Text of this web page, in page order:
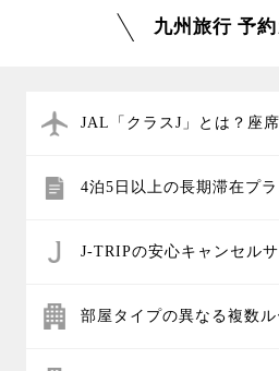
ウステンボス旅行、新鮮な海の
い。
他には雲仙温泉、霧島温泉郷、
ら、自分だけの温泉旅行もカス
す。
九州旅行 予
JAL「クラスJ」とは？座
4泊5日以上の長期滞在プ
J-TRIPの安心キャンセルサ
部屋タイプの異なる複数